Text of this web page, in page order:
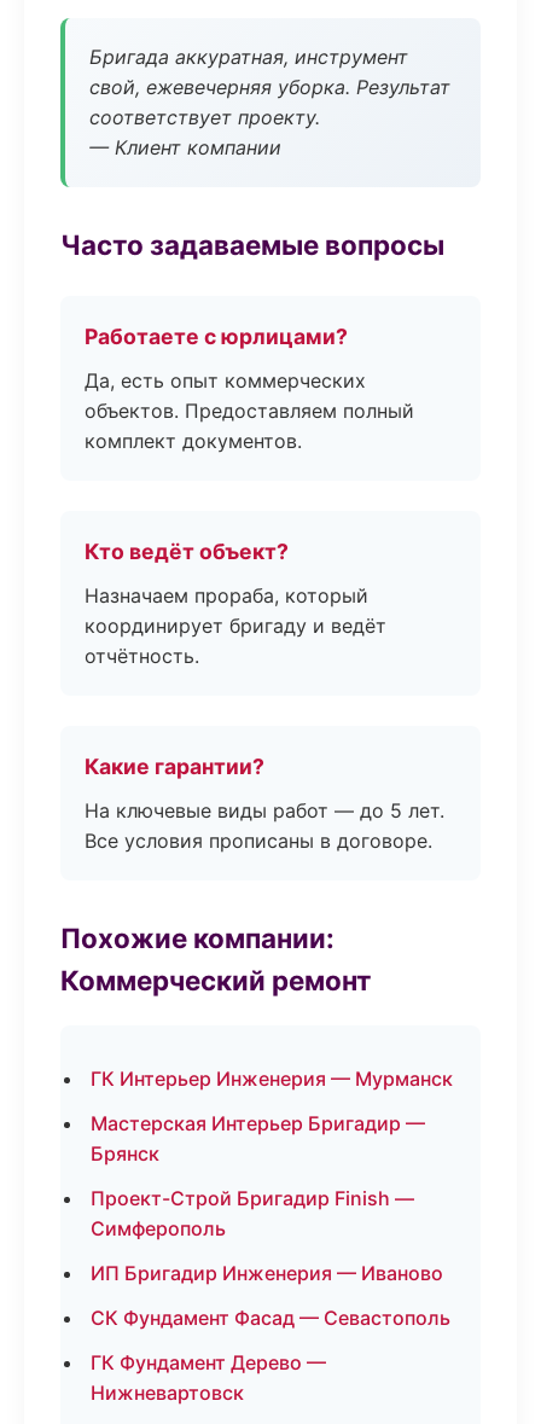
Бригада аккуратная, инструмент
свой, ежевечерняя уборка. Результат
соответствует проекту.
— Клиент компании
Часто задаваемые вопросы
Работаете с юрлицами?
Да, есть опыт коммерческих
объектов. Предоставляем полный
комплект документов.
Кто ведёт объект?
Назначаем прораба, который
координирует бригаду и ведёт
отчётность.
Какие гарантии?
На ключевые виды работ — до 5 лет.
Все условия прописаны в договоре.
Похожие компании:
Коммерческий ремонт
ГК Интерьер Инженерия — Мурманск
Мастерская Интерьер Бригадир —
Брянск
Проект-Строй Бригадир Finish —
Симферополь
ИП Бригадир Инженерия — Иваново
СК Фундамент Фасад — Севастополь
ГК Фундамент Дерево —
Нижневартовск